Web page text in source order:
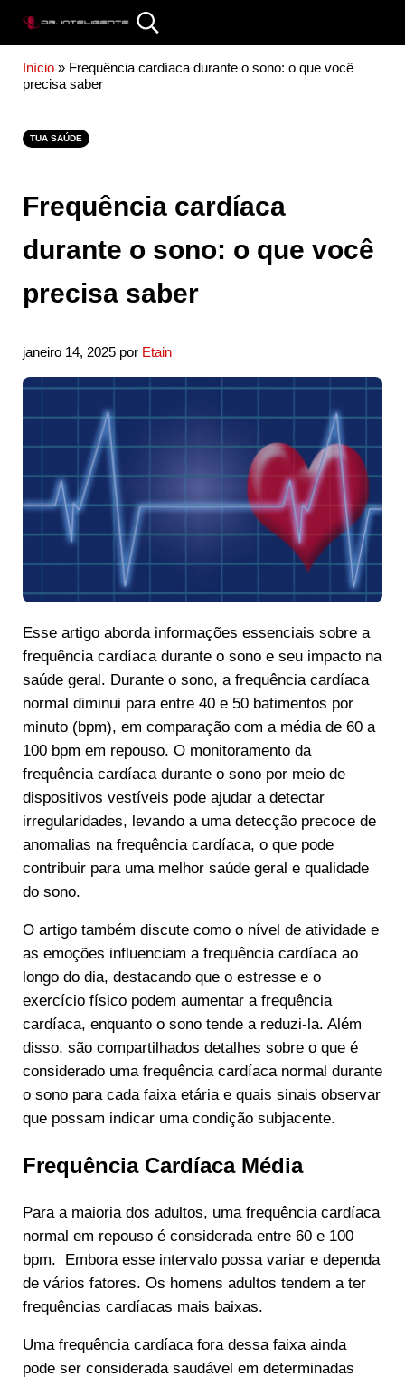
DR. INTELIGENTE
Search...
Início» Frequência cardíaca durante o sono: o que você
precisa saber
TUA SAÚDE
Frequência cardíaca
durante o sono: o que você
precisa saber
janeiro 14, 2025 por Etain
Esse artigo aborda informações essenciais sobre a
frequência cardíaca durante o sono e seu impacto na
saúde geral. Durante o sono, a frequência cardíaca
normal diminui para entre 40 e 50 batimentos por
minuto (bpm), em comparação com a média de 60 a
100 bpm em repouso. O monitoramento da
frequência cardíaca durante o sono por meio de
dispositivos vestíveis pode ajudar a detectar
irregularidades, levando a uma detecção precoce de
anomalias na frequência cardíaca, o que pode
contribuir para uma melhor saúde geral e qualidade
do sono.
O artigo também discute como o nível de atividade e
as emoções influenciam a frequência cardíaca ao
longo do dia, destacando que o estresse e o
exercício físico podem aumentar a frequência
cardíaca, enquanto o sono tende a reduzi-la. Além
disso, são compartilhados detalhes sobre o que é
considerado uma frequência cardíaca normal durante
o sono para cada faixa etária e quais sinais observar
que possam indicar uma condição subjacente.
Frequência Cardíaca Média
Para a maioria dos adultos, uma frequência cardíaca
normal em repouso é considerada entre 60 e 100
bpm.
Embora esse intervalo possa variar e dependa
de vários fatores. Os homens adultos tendem a ter
frequências cardíacas mais baixas.
Uma frequência cardíaca fora dessa faixa ainda
pode ser considerada saudável em determinadas